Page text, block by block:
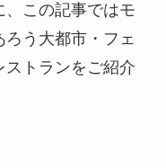
この記事ではモ
ろう大都市・フェ
ストランをご紹介